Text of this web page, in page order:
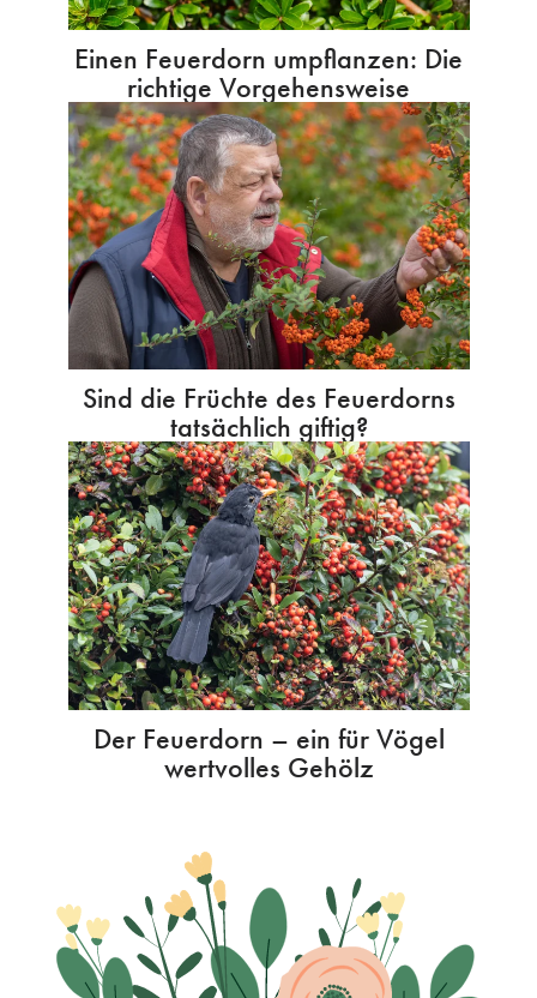
Einen Feuerdorn umpflanzen: Die
richtige Vorgehensweise
Sind die Früchte des Feuerdorns
tatsächlich giftig?
Der Feuerdorn – ein für Vögel
wertvolles Gehölz